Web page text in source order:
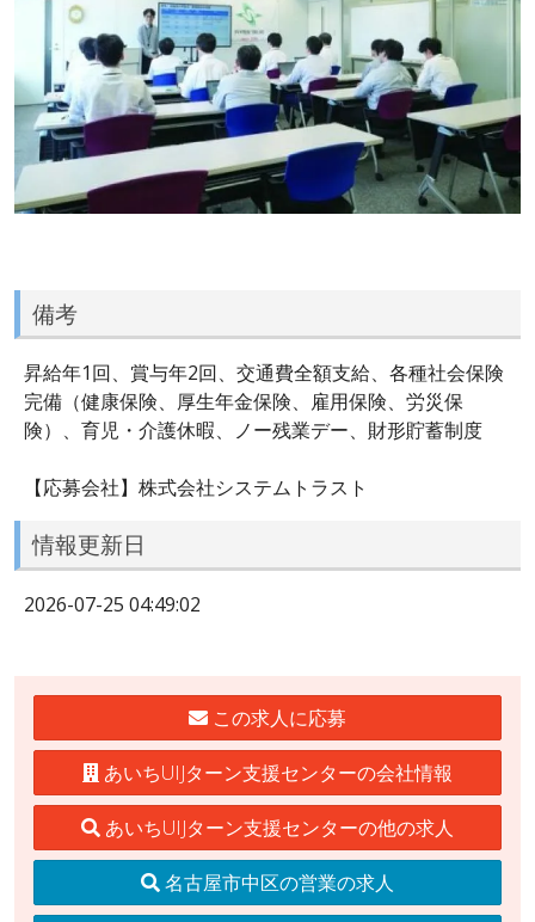
備考
昇給年1回、賞与年2回、交通費全額支給、各種社会保険
完備（健康保険、厚生年金保険、雇用保険、労災保
険）、育児・介護休暇、ノー残業デー、財形貯蓄制度
【応募会社】株式会社システムトラスト
情報更新日
2026-07-25 04:49:02
この求人に応募
あいちUIJターン支援センターの会社情報
あいちUIJターン支援センターの他の求人
名古屋市中区の営業の求人